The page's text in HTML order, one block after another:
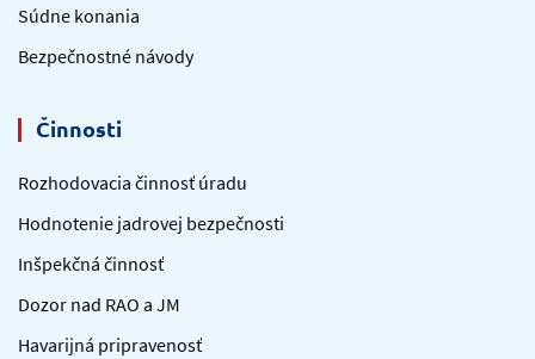
Súdne konania
Bezpečnostné návody
Činnosti
Rozhodovacia činnosť úradu
Hodnotenie jadrovej bezpečnosti
Inšpekčná činnosť
Dozor nad RAO a JM
Havarijná pripravenosť